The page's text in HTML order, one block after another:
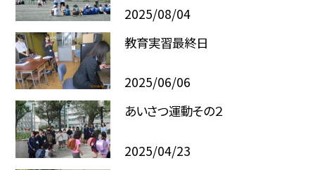
2025/08/04
教育実習最終日
2025/06/06
あいさつ運動その２
2025/04/23